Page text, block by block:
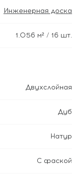
Инженерная доска
1.056 м² / 16 шт.
Двухслойная
Дуб
Натур
С фаской